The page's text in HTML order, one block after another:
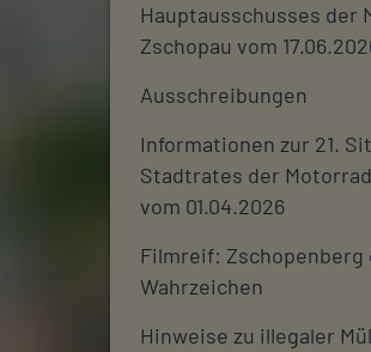
Hauptausschusses der
Zschopau vom
Ausschreibungen
Informationen zur 21.
Stadtrates der
vom 01.04.2026
Filmreif: Zschopenberg
Wahrzeichen
Hinweise zu illegaler